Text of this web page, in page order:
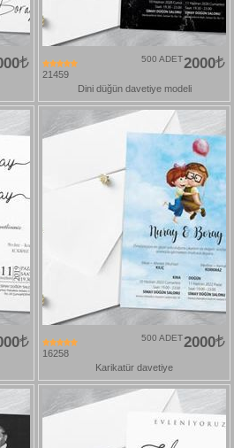
21459
2000
500 ADET
Dini düğün davetiye modeli
16258
2000
500 ADET
Karikatür davetiye